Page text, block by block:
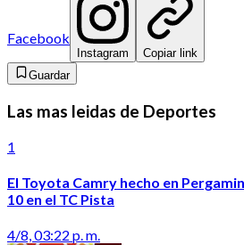
Facebook
Instagram
Copiar link
Guardar
Las mas leidas de Deportes
1
El Toyota Camry hecho en
10 en el TC Pista
4/8, 03:22 p. m.